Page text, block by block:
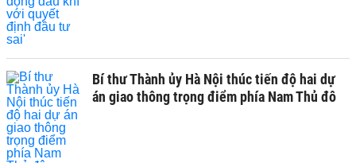
Bí thư Thành ủy Hà Nội thúc tiến độ hai dự
án giao thông trọng điểm phía Nam Thủ đô